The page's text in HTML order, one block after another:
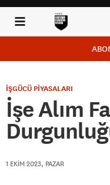
İŞGÜCÜ PİYASALARI
İşe Alım
1 EKIM 2023, PAZAR